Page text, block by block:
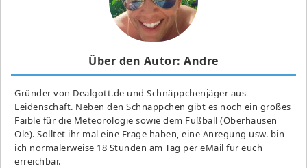
Über den Autor: Andre
Gründer von Dealgott.de und Schnäppchenjäger aus
Leidenschaft. Neben den Schnäppchen gibt es noch ein großes
Fai­ble für die Meteorologie sowie dem Fußball (Oberhausen
Ole). Solltet ihr mal eine Frage haben, eine Anregung usw. bin
ich normalerweise 18 Stunden am Tag per eMail für euch
erreichbar.